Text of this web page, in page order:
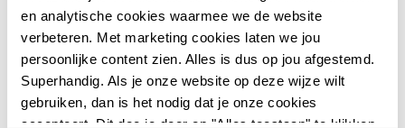
en analytische cookies waarmee we de website
verbeteren. Met marketing cookies laten we jou
persoonlijke content zien. Alles is dus op jou afgestemd.
Superhandig. Als je onze website op deze wijze wilt
gebruiken, dan is het nodig dat je onze cookies
accepteert. Dit doe je door op "Alles toestaan" te klikken.